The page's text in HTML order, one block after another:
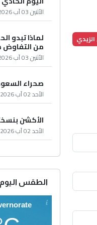
الأثنين 03 آب 2026
لماذا تبدو
من التفاوض
الأثنين 03 آب 2026
صحراء
الأحد 02 آب 2026
الأكشن
الأحد 02 آب 2026
الطقس اليوم